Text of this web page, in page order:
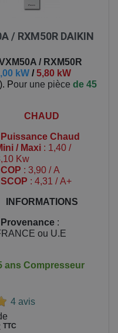
/ RXM50R DAIKIN
/ RXM50R
kW /5,80 kW
). Pour une pièce de 45
CHAUD
Puissance Chaud
/ Maxi : 1,40 /
Kw
: 3,90 / A
: 4,31 / A+
INFORMATIONS
:
ou U.E
ans Compresseur
4 avis
TTC